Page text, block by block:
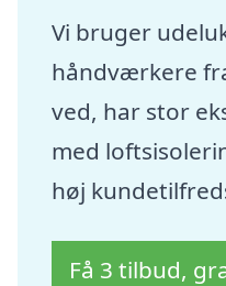
Vi bruger
håndværkere
ved, har stor
med
høj
Få 3 tilbud,